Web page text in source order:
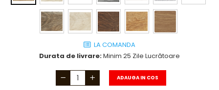
LA COMANDA
Durata de livrare:Minim 25 Zile Lucrătoare
ADAUGA IN COS